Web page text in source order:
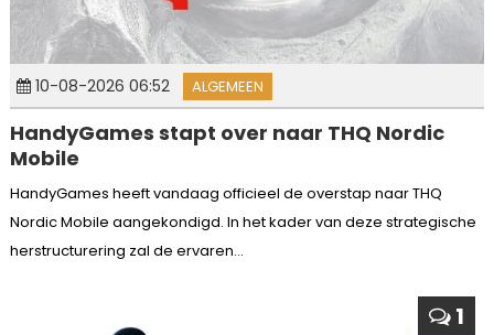
10-08-2026 06:52 ALGEMEEN
HandyGames stapt over naar THQ Nordic
Mobile
HandyGames heeft vandaag officieel de overstap naar THQ
Nordic Mobile aangekondigd. In het kader van deze strategische
herstructurering zal de ervaren...
1